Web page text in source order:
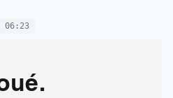
06:23